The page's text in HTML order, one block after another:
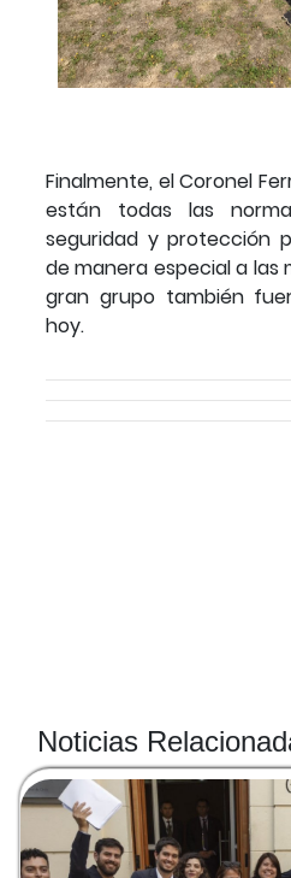
Finalmente, el Coronel
están todas las
seguridad y protección
de manera especial a las
gran grupo también
hoy.
Noticias